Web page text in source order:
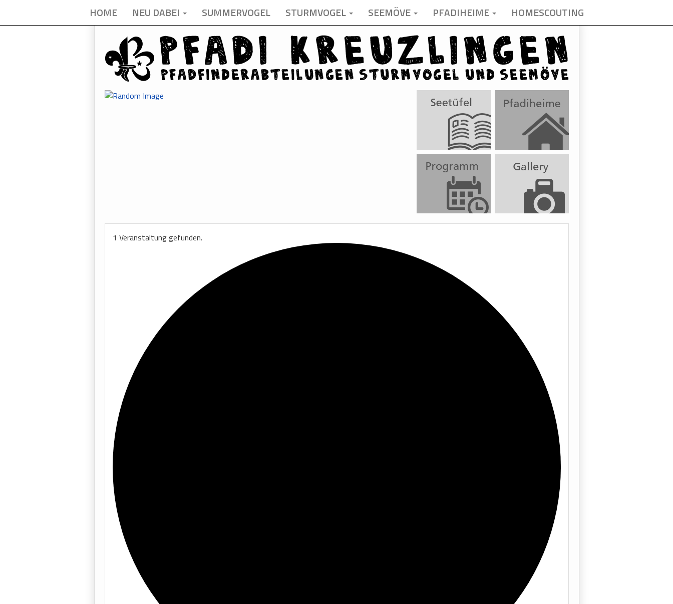
HOME NEU DABEI SUMMERVOGEL STURMVOGEL SEEMÖVE PFADIHEIME HOMESCOUTING
1 Veranstaltung gefunden.